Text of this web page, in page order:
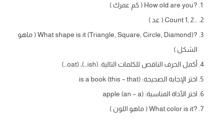
?How old are you ( كم عمرك )
?What shape is it (Triangle, Square, Circle, Diamond) ( ماهو
الشكل )
أكمل الحرف الناقص للكلمات التالية: (ish…)، (oat…)
اختر الإجابة الصحيحة: (this – that) is a book
اختر الأداة المناسبة: (an – a) apple
?What color is it ( ماهو اللون )